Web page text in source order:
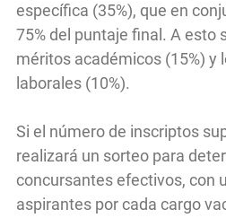
específica (35%), que en
75% del puntaje final. A esto
méritos académicos (15%) y
laborales (10%).
Si el número de inscriptos
realizará un sorteo para
concursantes efectivos, con
aspirantes por cada cargo